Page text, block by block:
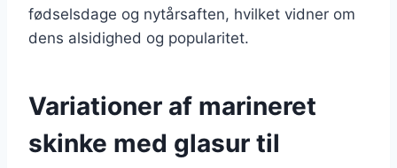
fødselsdage og nytårsaften, hvilket vidner om
dens alsidighed og popularitet.
Variationer af marineret
skinke med glasur til